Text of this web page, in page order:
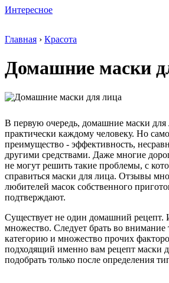
Интересное
Главная › Красота
Домашние маски
В первую очередь, домашние маски
практически каждому человеку. Но
преимущество ­- эффективность,
другими средствами. Даже многие
не могут решить такие проблемы, с
справиться маски для лица. Отзывы
любителей масок собственного
подтверждают.
Существует не один домашний рецепт.
множество. Следует брать во
категорию и множество прочих
подходящий именно вам рецепт маски
подобрать только после определения